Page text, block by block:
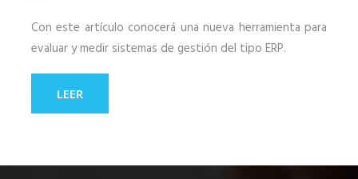
Con este artículo conocerá una nueva herramienta para
evaluar y medir sistemas de gestión del tipo ERP.
LEER